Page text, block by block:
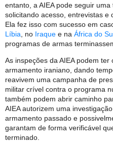
entanto, a AIEA pode seguir
solicitando acesso, entrevistas e
Ela fez isso com sucesso em
Líbia , no Iraque e na África do
programas de armas
As inspeções da AIEA podem
armamento iraniano, dando
reavivem uma campanha de
militar crível contra o programa
também podem abrir caminho
AIEA autorizem uma
armamento passado e
garantam de forma verificável
terminado.